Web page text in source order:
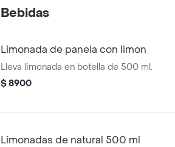
Bebidas
Limonada de panela con limon
Lleva limonada en botella de 500 ml.
$ 8900
Limonadas de natural 500 ml